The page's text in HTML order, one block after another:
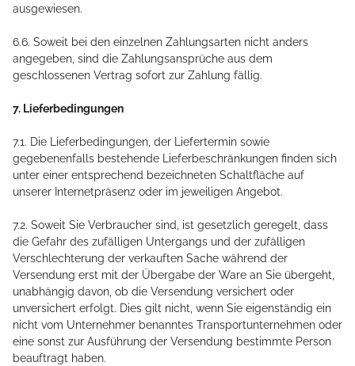
ausgewiesen.
6.6. Soweit bei den einzelnen Zahlungsarten nicht anders
angegeben, sind die Zahlungsansprüche aus dem
geschlossenen Vertrag sofort zur Zahlung fällig.
7. Lieferbedingungen
7.1. Die Lieferbedingungen, der Liefertermin sowie
gegebenenfalls bestehende Lieferbeschränkungen finden sich
unter einer entsprechend bezeichneten Schaltfläche auf
unserer Internetpräsenz oder im jeweiligen Angebot.
7.2. Soweit Sie Verbraucher sind, ist gesetzlich geregelt, dass
die Gefahr des zufälligen Untergangs und der zufälligen
Verschlechterung der verkauften Sache während der
Versendung erst mit der Übergabe der Ware an Sie übergeht,
unabhängig davon, ob die Versendung versichert oder
unversichert erfolgt. Dies gilt nicht, wenn Sie eigenständig ein
nicht vom Unternehmer benanntes Transportunternehmen oder
eine sonst zur Ausführung der Versendung bestimmte Person
beauftragt haben.